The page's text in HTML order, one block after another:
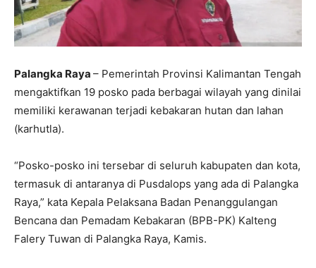
Palangka Raya – Pemerintah Provinsi Kalimantan Tengah
mengaktifkan 19 posko pada berbagai wilayah yang dinilai
memiliki kerawanan terjadi kebakaran hutan dan lahan
(karhutla).
“Posko-posko ini tersebar di seluruh kabupaten dan kota,
termasuk di antaranya di Pusdalops yang ada di Palangka
Raya,” kata Kepala Pelaksana Badan Penanggulangan
Bencana dan Pemadam Kebakaran (BPB-PK) Kalteng
Falery Tuwan di Palangka Raya, Kamis.